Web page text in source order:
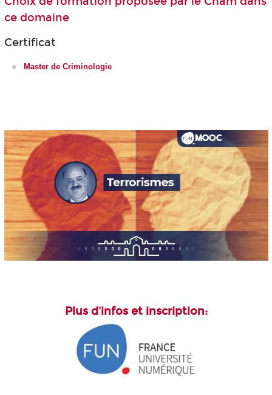
ce domaine
Certificat
Master de Criminologie
Plus d'infos et inscription: